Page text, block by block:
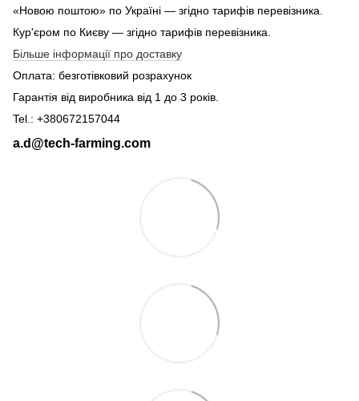
«Новою поштою» по Україні — згідно тарифів перевізника.
Кур'єром по Києву — згідно тарифів перевізника.
Більше інформації про доставку
Оплата: безготівковий розрахунок
Гарантія від виробника від 1 до 3 років.
Tel.: +380672157044
a.d@tech-farming.com